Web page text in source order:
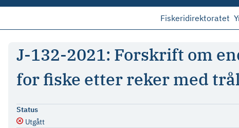
Fiskeridirektoratet
J-132-2021: Forskrift om
for fiske etter reker med
Status
Utgått